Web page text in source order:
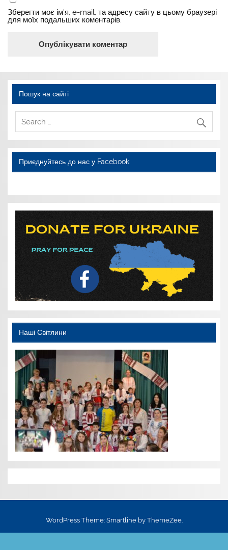
Зберегти моє ім'я, e-mail, та адресу сайту в цьому браузері
для моїх подальших коментарів.
Пошук на сайті
Приєднуйтесь до нас у Facebook
WordPress YouTube
Наші Світлини
WordPress Theme: Smartline by ThemeZee.